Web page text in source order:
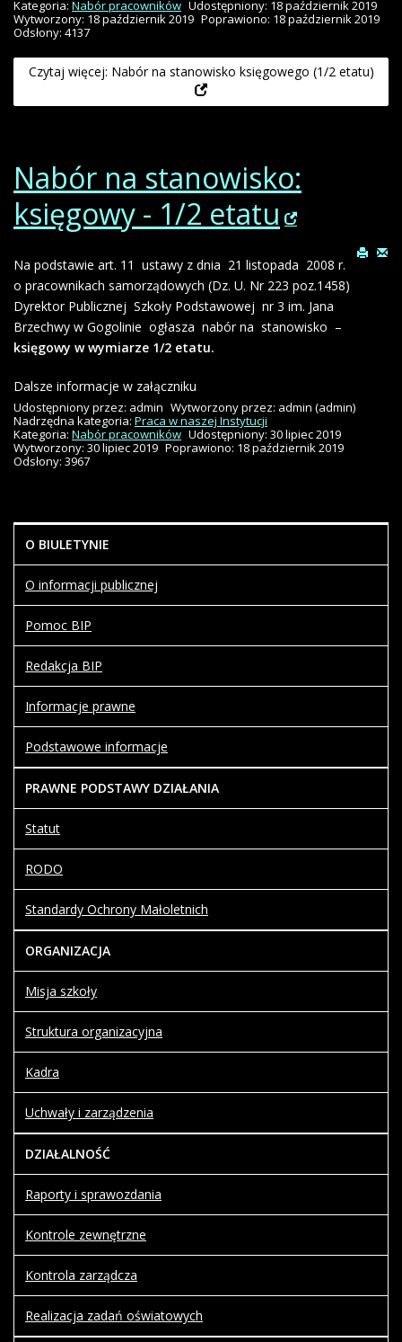
Kategoria: Nabór pracowników Udostępniony: 18 październik 2019
Wytworzony: 18 październik 2019 Poprawiono: 18 październik 2019
Odsłony: 4137
Czytaj więcej: Nabór na stanowisko księgowego (1/2 etatu)
Nabór na stanowisko:
księgowy - 1/2 etatu
Na podstawie art. 11 ustawy z dnia 21 listopada 2008 r.
o pracownikach samorządowych (Dz. U. Nr 223 poz.1458)
Dyrektor Publicznej Szkoły Podstawowej nr 3 im. Jana
Brzechwy w Gogolinie ogłasza nabór na stanowisko –
księgowy w wymiarze 1/2 etatu.
Dalsze informacje w załączniku
Udostępniony przez: admin Wytworzony przez: admin (admin)
Nadrzędna kategoria: Praca w naszej Instytucji
Kategoria: Nabór pracowników Udostępniony: 30 lipiec 2019
Wytworzony: 30 lipiec 2019 Poprawiono: 18 październik 2019
Odsłony: 3967
O BIULETYNIE
O informacji publicznej
Pomoc BIP
Redakcja BIP
Informacje prawne
Podstawowe informacje
PRAWNE PODSTAWY DZIAŁANIA
Statut
RODO
Standardy Ochrony Małoletnich
ORGANIZACJA
Misja szkoły
Struktura organizacyjna
Kadra
Uchwały i zarządzenia
DZIAŁALNOŚĆ
Raporty i sprawozdania
Kontrole zewnętrzne
Kontrola zarządcza
Realizacja zadań oświatowych